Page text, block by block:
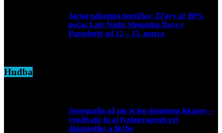
Jarná nákupná horúčka: Zľavy až 80%
počas Late Night Shopping Days v
Parndorfe od 12 – 15. marca
Hudba
Sonografia už nie je len doménou lekárov –
využívajú ju aj fyzioterapeuti pri
diagnostike a liečbe